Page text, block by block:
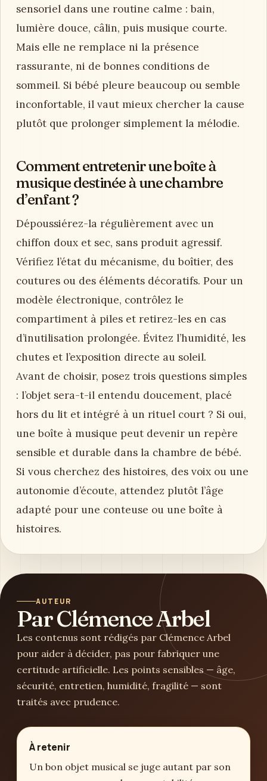
sensoriel dans une routine calme : bain,
lumière douce, câlin, puis musique courte.
Mais elle ne remplace ni la présence
rassurante, ni de bonnes conditions de
sommeil. Si bébé pleure beaucoup ou semble
inconfortable, il vaut mieux chercher la cause
plutôt que prolonger simplement la mélodie.
Comment entretenir une boîte à
musique destinée à une chambre
d’enfant ?
Dépoussiérez-la régulièrement avec un
chiffon doux et sec, sans produit agressif.
Vérifiez l’état du mécanisme, du boîtier, des
coutures ou des éléments décoratifs. Pour un
modèle électronique, contrôlez le
compartiment à piles et retirez-les en cas
d’inutilisation prolongée. Évitez l’humidité, les
chutes et l’exposition directe au soleil.
Avant de choisir, posez trois questions simples
: l’objet sera-t-il entendu doucement, placé
hors du lit et intégré à un rituel court ? Si oui,
une boîte à musique peut devenir un repère
sensible et durable dans la chambre de bébé.
Si vous cherchez des histoires, des voix ou une
autonomie d’écoute, attendez plutôt l’âge
adapté pour une conteuse ou une boîte à
histoires.
AUTEUR
Par Clémence Arbel
Les contenus sont rédigés par Clémence Arbel
pour aider à décider, pas pour fabriquer une
certitude artificielle. Les points sensibles — âge,
sécurité, entretien, humidité, fragilité — sont
traités avec prudence.
À retenir
Un bon objet musical se juge autant par son